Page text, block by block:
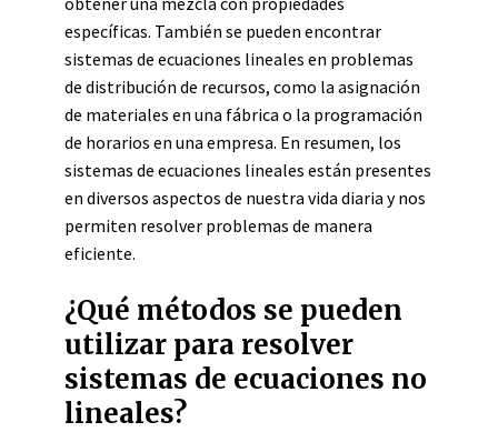
específicas. También se pueden encontrar
sistemas de ecuaciones lineales en problemas
de distribución de recursos, como la asignación
de materiales en una fábrica o la programación
de horarios en una empresa. En resumen, los
sistemas de ecuaciones lineales están presentes
en diversos aspectos de nuestra vida diaria y nos
permiten resolver problemas de manera
eficiente.
¿Qué métodos se pueden
utilizar para resolver
sistemas de ecuaciones no
lineales?